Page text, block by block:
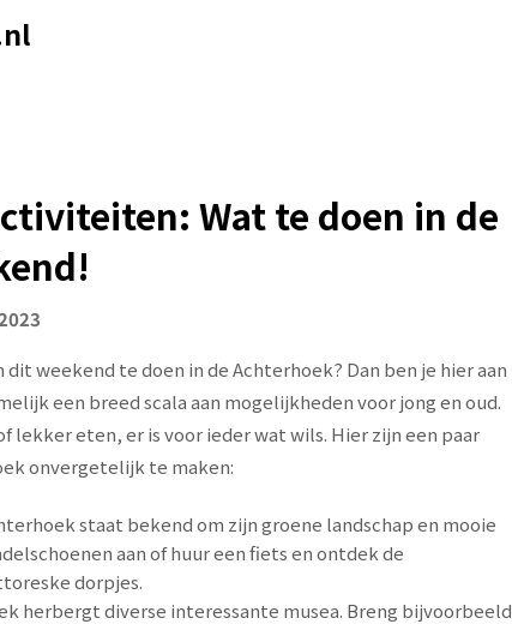
Wat te doen in de
weekend te doen in de Achterhoek? Dan ben je hier aan
een breed scala aan mogelijkheden voor jong en oud.
lekker eten, er is voor ieder wat wils. Hier zijn een paar
onvergetelijk te maken:
staat bekend om zijn groene landschap en mooie
aan of huur een fiets en ontdek de
dorpjes.
herbergt diverse interessante musea. Breng bijvoorbeeld